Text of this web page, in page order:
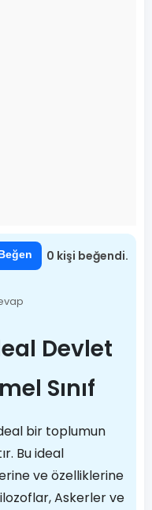
0 kişi beğendi.
Devlet
Sınıf
bir toplumun
Bu ideal
ve özelliklerine
Askerler ve